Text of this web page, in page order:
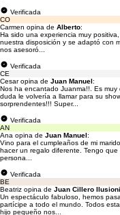
Verificada
CO
Carmen opina de Alberto:
Ha sido una experiencia muy
nuestra disposición y se adaptó con
nos asesoró...
Verificada
CE
Cesar opina de Juan Manuel:
Nos ha encantado Juanma!!. Es
duda le volvería a llamar para su
sorprendentes!!! Super...
Verificada
AN
Ana opina de Juan Manuel:
Vino para el cumpleaños de mi
hacer un regalo diferente. Tengo
persona...
Verificada
BE
Beatriz opina de Juan Cillero
Un espectáculo fabuloso, hemos
partícipe a todo el mundo. Todos
hijo pequeño nos...